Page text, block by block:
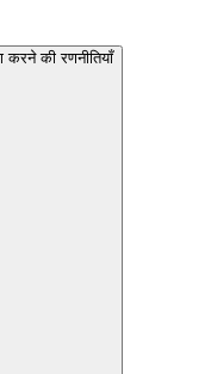
की रणनीतियाँ